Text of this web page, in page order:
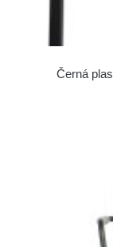
Černá